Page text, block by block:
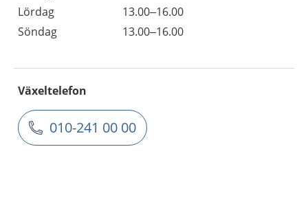
Lördag
13.00–16.00
Söndag
13.00–16.00
Växeltelefon
010-241 00 00